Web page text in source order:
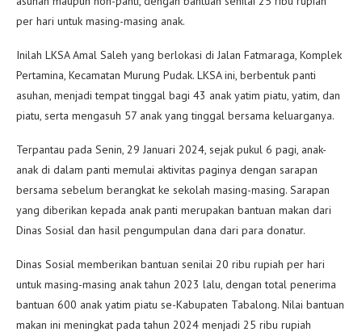
per hari untuk masing-masing anak.
Inilah LKSA Amal Saleh yang berlokasi di Jalan Fatmaraga, Komplek
Pertamina, Kecamatan Murung Pudak. LKSA ini, berbentuk panti
asuhan, menjadi tempat tinggal bagi 43 anak yatim piatu, yatim, dan
piatu, serta mengasuh 57 anak yang tinggal bersama keluarganya.
Terpantau pada Senin, 29 Januari 2024, sejak pukul 6 pagi, anak-
anak di dalam panti memulai aktivitas paginya dengan sarapan
bersama sebelum berangkat ke sekolah masing-masing. Sarapan
yang diberikan kepada anak panti merupakan bantuan makan dari
Dinas Sosial dan hasil pengumpulan dana dari para donatur.
Dinas Sosial memberikan bantuan senilai 20 ribu rupiah per hari
untuk masing-masing anak tahun 2023 lalu, dengan total penerima
bantuan 600 anak yatim piatu se-Kabupaten Tabalong. Nilai bantuan
makan ini meningkat pada tahun 2024 menjadi 25 ribu rupiah